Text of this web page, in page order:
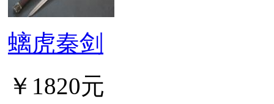
螭虎秦剑
￥1820元